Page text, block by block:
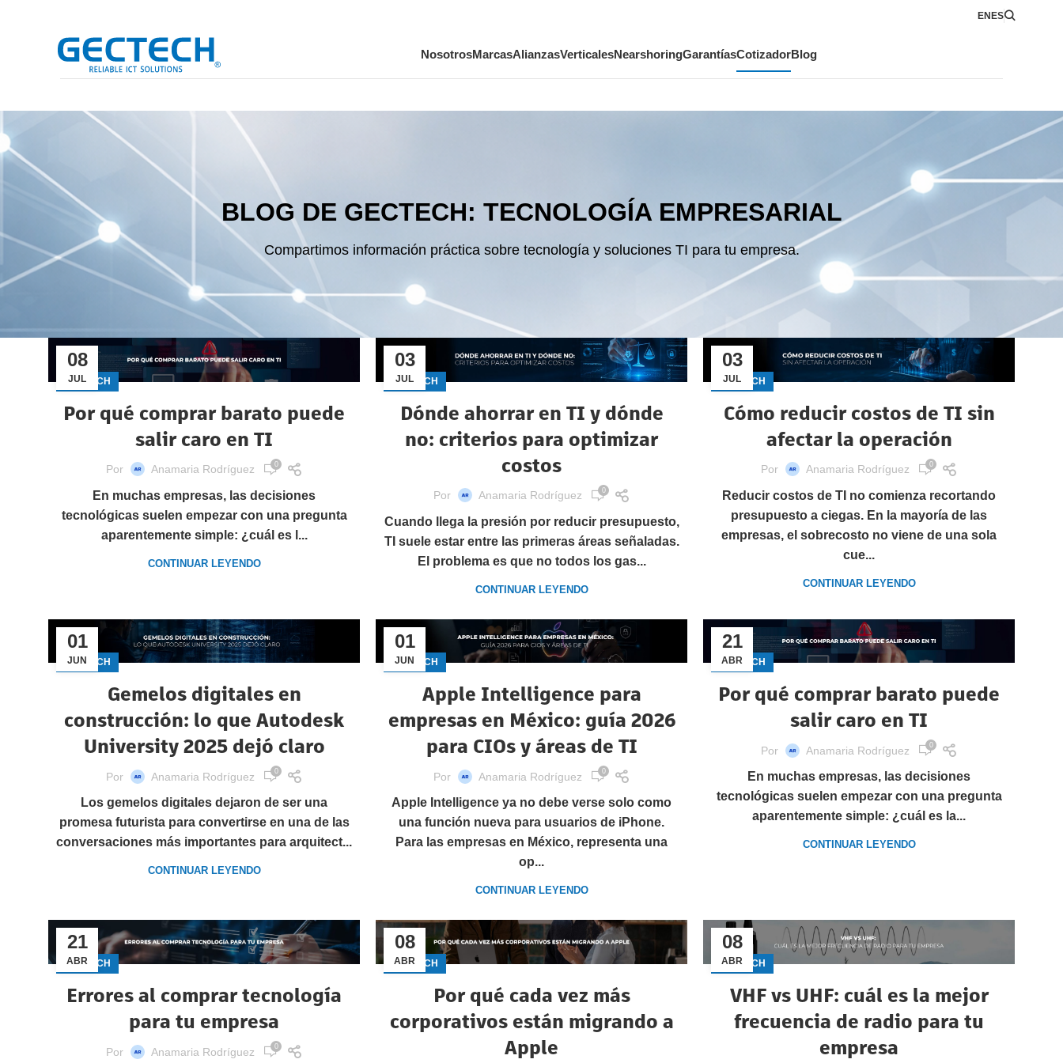
EN ES
NosotrosMarcasAlianzasVerticalesNearshoringGarantíasCotizadorBlog
BLOG DE GECTECH: TECNOLOGÍA EMPRESARIAL
08
JUL
GECTECH
Por qué comprar barato puede
salir caro en TI
Por Anamaria Rodríguez 0
En muchas empresas, las decisiones
tecnológicas suelen empezar con una pregunta
aparentemente simple: ¿cuál es l...
CONTINUAR LEYENDO
03
JUL
GECTECH
Dónde ahorrar en TI y dónde
no: criterios para optimizar
costos
Por Anamaria Rodríguez 0
Cuando llega la presión por reducir presupuesto,
TI suele estar entre las primeras áreas señaladas.
El problema es que no todos los gas...
CONTINUAR LEYENDO
03
JUL
GECTECH
Cómo reducir costos de TI sin
afectar la operación
Por Anamaria Rodríguez 0
Reducir costos de TI no comienza recortando
presupuesto a ciegas. En la mayoría de las
empresas, el sobrecosto no viene de una sola
cue...
CONTINUAR LEYENDO
01
JUN
GECTECH
Gemelos digitales en
construcción: lo que Autodesk
University 2025 dejó claro
Por Anamaria Rodríguez 0
Los gemelos digitales dejaron de ser una
promesa futurista para convertirse en una de las
conversaciones más importantes para arquitect...
CONTINUAR LEYENDO
01
JUN
GECTECH
Apple Intelligence para
empresas en México: guía 2026
para CIOs y áreas de TI
Por Anamaria Rodríguez 0
Apple Intelligence ya no debe verse solo como
una función nueva para usuarios de iPhone.
Para las empresas en México, representa una
op...
CONTINUAR LEYENDO
21
ABR
GECTECH
Por qué comprar barato puede
salir caro en TI
Por Anamaria Rodríguez 0
En muchas empresas, las decisiones
tecnológicas suelen empezar con una pregunta
aparentemente simple: ¿cuál es la...
CONTINUAR LEYENDO
21
ABR
GECTECH
Errores al comprar tecnología
para tu empresa
Por Anamaria Rodríguez 0
08
ABR
GECTECH
Por qué cada vez más
corporativos están migrando a
Apple
08
ABR
GECTECH
VHF vs UHF: cuál es la mejor
frecuencia de radio para tu
empresa